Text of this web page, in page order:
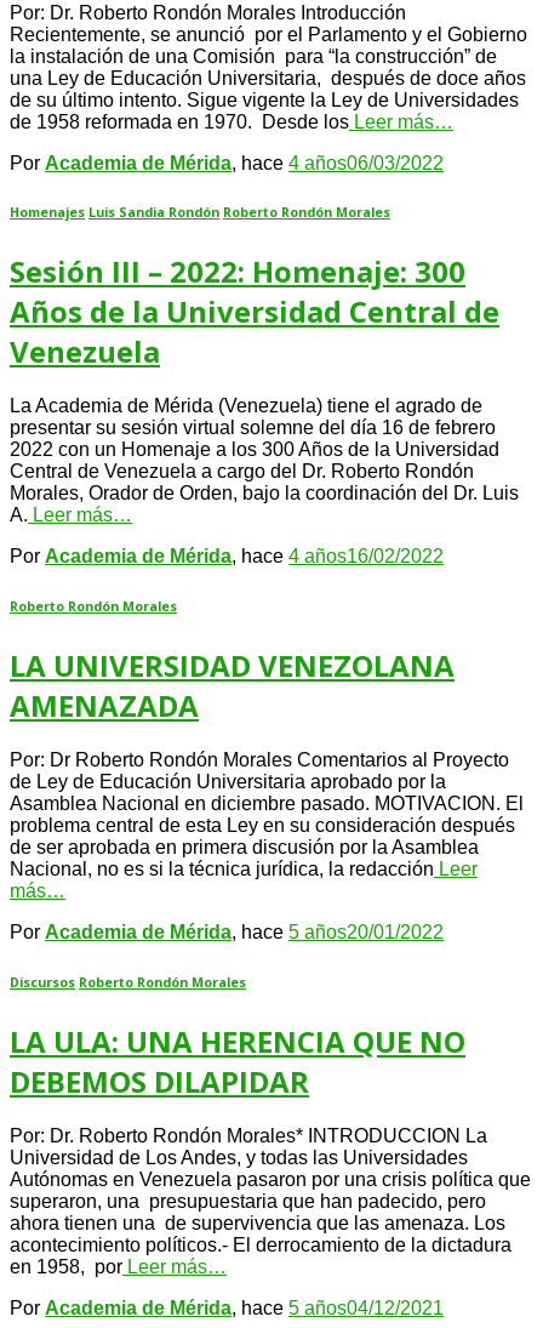
Por: Dr. Roberto Rondón Morales Introducción
Recientemente, se anunció por el Parlamento y el Gobierno
la instalación de una Comisión para “la construcción” de
una Ley de Educación Universitaria, después de doce años
de su último intento. Sigue vigente la Ley de Universidades
de 1958 reformada en 1970. Desde los Leer más…
Por Academia de Mérida, hace 4 años06/03/2022
Homenajes Luis Sandia Rondón Roberto Rondón Morales
Sesión III – 2022: Homenaje: 300
Años de la Universidad Central de
Venezuela
La Academia de Mérida (Venezuela) tiene el agrado de
presentar su sesión virtual solemne del día 16 de febrero
2022 con un Homenaje a los 300 Años de la Universidad
Central de Venezuela a cargo del Dr. Roberto Rondón
Morales, Orador de Orden, bajo la coordinación del Dr. Luis
A. Leer más…
Por Academia de Mérida, hace 4 años16/02/2022
Roberto Rondón Morales
LA UNIVERSIDAD VENEZOLANA
AMENAZADA
Por: Dr Roberto Rondón Morales Comentarios al Proyecto
de Ley de Educación Universitaria aprobado por la
Asamblea Nacional en diciembre pasado. MOTIVACION. El
problema central de esta Ley en su consideración después
de ser aprobada en primera discusión por la Asamblea
Nacional, no es si la técnica jurídica, la redacción Leer
más…
Por Academia de Mérida, hace 5 años20/01/2022
Discursos Roberto Rondón Morales
LA ULA: UNA HERENCIA QUE NO
DEBEMOS DILAPIDAR
Por: Dr. Roberto Rondón Morales* INTRODUCCION La
Universidad de Los Andes, y todas las Universidades
Autónomas en Venezuela pasaron por una crisis política que
superaron, una presupuestaria que han padecido, pero
ahora tienen una de supervivencia que las amenaza. Los
acontecimiento políticos.- El derrocamiento de la dictadura
en 1958, por Leer más…
Por Academia de Mérida, hace 5 años04/12/2021